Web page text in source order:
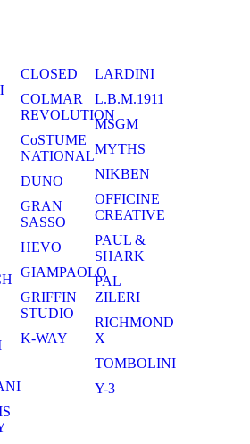
CLOSED
COLMAR
REVOLUTION
CoSTUME
NATIONAL
DUNO
GRAN
SASSO
HEVO
GIAMPAOLO
GRIFFIN
STUDIO
K-WAY
LARDINI
L.B.M.1911
MSGM
MYTHS
NIKBEN
OFFICINE
CREATIVE
PAUL &
SHARK
PAL
ZILERI
RICHMOND
X
TOMBOLINI
Y-3